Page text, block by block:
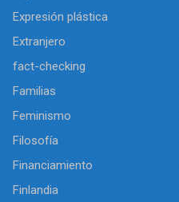
Expresión plástica
Extranjero
fact-checking
Familias
Feminismo
Filosofía
Financiamiento
Finlandia